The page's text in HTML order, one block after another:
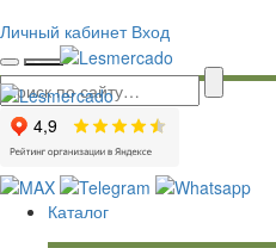
Личный кабинет Вход
Каталог